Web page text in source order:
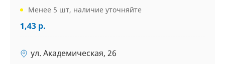
Менее 5 шт, наличие уточняйте
1,43 р.
ул. Академическая, 26